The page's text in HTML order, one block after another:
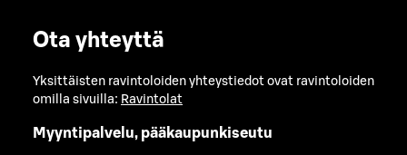
Ota yhteyttä
Yksittäisten ravintoloiden yhteystiedot ovat ravintoloiden
omilla sivuilla: Ravintolat
Myyntipalvelu, pääkaupunkiseutu